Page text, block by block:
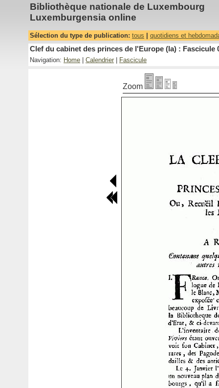
Bibliothèque nationale de Luxembourg
Luxemburgensia online
Sélection du type de publication: tous quotidiens et
Clef du cabinet des princes de l'Europe (la) : Fascicule
Navigation: Home Calendrier Fascicule
Zoom